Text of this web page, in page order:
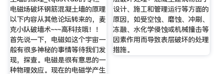
电磁场破坏钢筋混凝土墙的原理
以下内容从其他论坛转来的，麦
克小队破墙术~~~高科技哦！！
首先说一下，电磁如这个宇宙一
般有很多神秘的事情等待我们发
现，探查。电磁是很有意思的一
种物理效应。现在的电磁学产生
设计、施工和管理运行等方面的
原因，如受空蚀、磨蚀、冲刷、
冻融、水化学侵蚀或机械撞击等
因素作用而导致表层破坏的处理
措施。